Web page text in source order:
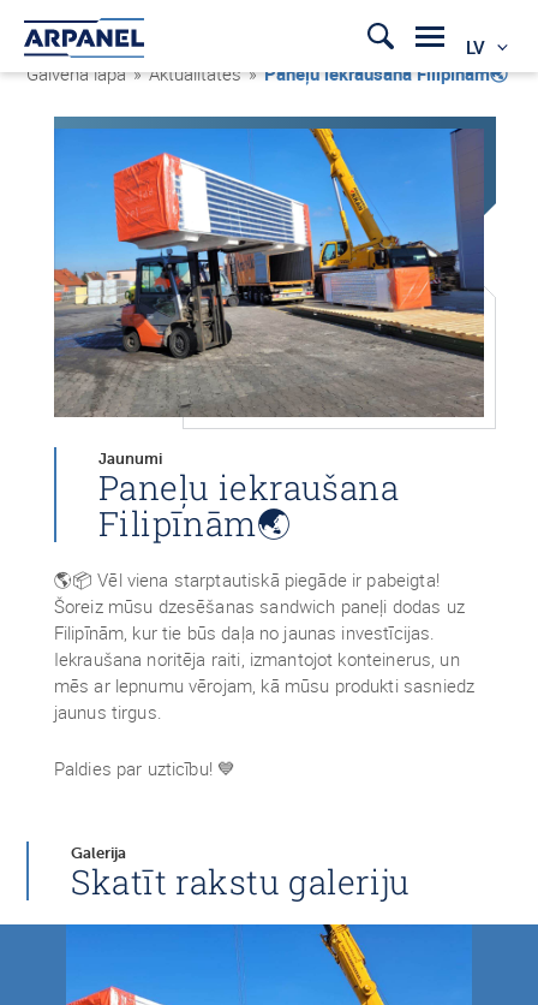
LV
Galvenā lapa » Aktualitātes »Paneļu iekraušana Filipīnām🌏
Jaunumi
Paneļu iekraušana
Filipīnām🌏
🌎📦 Vēl viena starptautiskā piegāde ir pabeigta!
Šoreiz mūsu dzesēšanas sandwich paneļi dodas uz
Filipīnām, kur tie būs daļa no jaunas investīcijas.
Iekraušana noritēja raiti, izmantojot konteinerus, un
mēs ar lepnumu vērojam, kā mūsu produkti sasniedz
jaunus tirgus.
Paldies par uzticību! 💙
Galerija
Skatīt rakstu galeriju